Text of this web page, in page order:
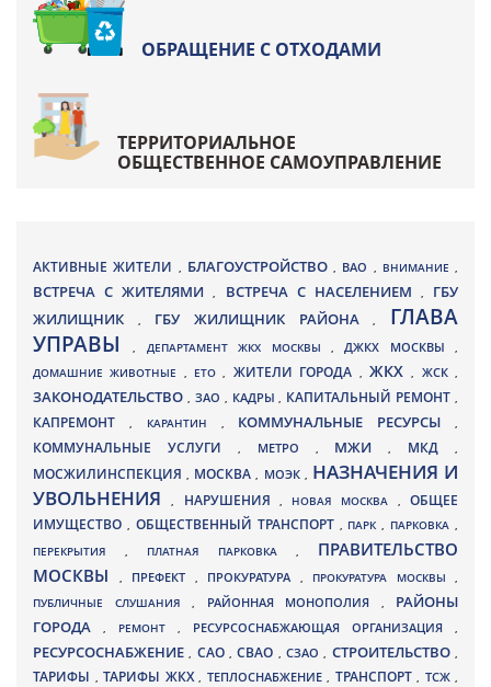
ОБРАЩЕНИЕ С ОТХОДАМИ
ТЕРРИТОРИАЛЬНОЕ
ОБЩЕСТВЕННОЕ САМОУПРАВЛЕНИЕ
АКТИВНЫЕ ЖИТЕЛИ , БЛАГОУСТРОЙСТВО , ВАО , ВНИМАНИЕ ,
ВСТРЕЧА С ЖИТЕЛЯМИ, ВСТРЕЧА С НАСЕЛЕНИЕМ , ГБУ
ЖИЛИЩНИК
, ГБУ ЖИЛИЩНИК РАЙОНА, ГЛАВА
УПРАВЫ, ДЕПАРТАМЕНТ ЖКХ МОСКВЫ ,ДЖКХ МОСКВЫ ,
ДОМАШНИЕ ЖИВОТНЫЕ , ЕТО, ЖИТЕЛИ ГОРОДА , ЖКХ, ЖСК,
ЗАКОНОДАТЕЛЬСТВО , ЗАО , КАДРЫ, КАПИТАЛЬНЫЙ РЕМОНТ ,
КАПРЕМОНТ , КАРАНТИН , КОММУНАЛЬНЫЕ РЕСУРСЫ,
КОММУНАЛЬНЫЕ УСЛУГИ , МЕТРО , МЖИ, МКД ,
МОСЖИЛИНСПЕКЦИЯ, МОСКВА , МОЭК , НАЗНАЧЕНИЯ И
УВОЛЬНЕНИЯ, НАРУШЕНИЯ , НОВАЯ МОСКВА ,ОБЩЕЕ
ИМУЩЕСТВО , ОБЩЕСТВЕННЫЙ ТРАНСПОРТ , ПАРК, ПАРКОВКА ,
ПЕРЕКРЫТИЯ , ПЛАТНАЯ ПАРКОВКА , ПРАВИТЕЛЬСТВО
МОСКВЫ
, ПРЕФЕКТ , ПРОКУРАТУРА , ПРОКУРАТУРА МОСКВЫ ,
ПУБЛИЧНЫЕ СЛУШАНИЯ , РАЙОННАЯ МОНОПОЛИЯ , РАЙОНЫ
ГОРОДА
, РЕМОНТ , РЕСУРСОСНАБЖАЮЩАЯ ОРГАНИЗАЦИЯ ,
РЕСУРСОСНАБЖЕНИЕ, САО,СВАО ,СЗАО, СТРОИТЕЛЬСТВО,
ТАРИФЫ , ТАРИФЫ ЖКХ , ТЕПЛОСНАБЖЕНИЕ , ТРАНСПОРТ , ТСЖ ,